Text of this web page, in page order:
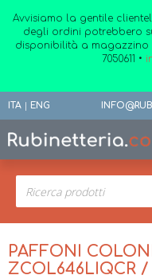
Avvisiamo la gentile
degli ordini potrebbero
disponibilità a
7050611 •
ITA | ENG
PAFFONI
ZCOL646LIQCR /